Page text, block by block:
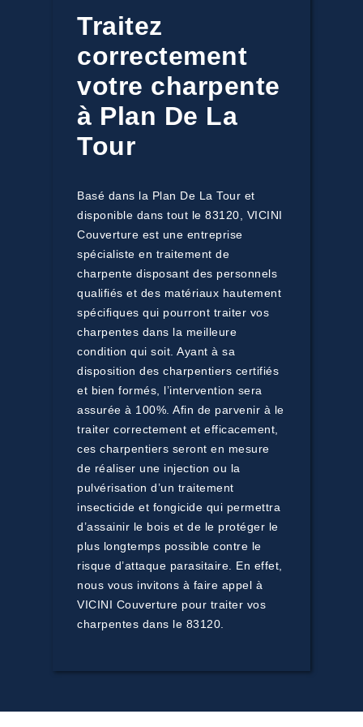
Traitez
correctement
votre charpente
à Plan De La
Tour
Basé dans la Plan De La Tour et
disponible dans tout le 83120, VICINI
Couverture est une entreprise
spécialiste en traitement de
charpente disposant des personnels
qualifiés et des matériaux hautement
spécifiques qui pourront traiter vos
charpentes dans la meilleure
condition qui soit. Ayant à sa
disposition des charpentiers certifiés
et bien formés, l’intervention sera
assurée à 100%. Afin de parvenir à le
traiter correctement et efficacement,
ces charpentiers seront en mesure
de réaliser une injection ou la
pulvérisation d’un traitement
insecticide et fongicide qui permettra
d’assainir le bois et de le protéger le
plus longtemps possible contre le
risque d’attaque parasitaire. En effet,
nous vous invitons à faire appel à
VICINI Couverture pour traiter vos
charpentes dans le 83120.